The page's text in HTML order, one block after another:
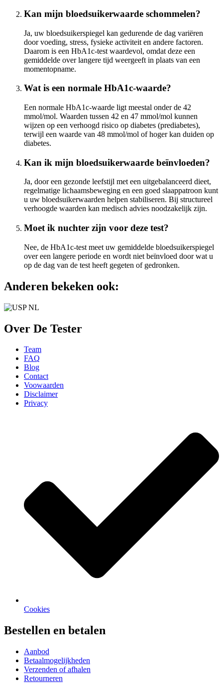
Kan mijn bloedsuikerwaarde schommelen?
Ja, uw bloedsuikerspiegel kan gedurende de dag variëren
door voeding, stress, fysieke activiteit en andere factoren.
Daarom is een HbA1c-test waardevol, omdat deze een
gemiddelde over langere tijd weergeeft in plaats van een
momentopname.
Wat is een normale HbA1c-waarde?
Een normale HbA1c-waarde ligt meestal onder de 42
mmol/mol. Waarden tussen 42 en 47 mmol/mol kunnen
wijzen op een verhoogd risico op diabetes (prediabetes),
terwijl een waarde van 48 mmol/mol of hoger kan duiden op
diabetes.
Kan ik mijn bloedsuikerwaarde beïnvloeden?
Ja, door een gezonde leefstijl met een uitgebalanceerd dieet,
regelmatige lichaamsbeweging en een goed slaappatroon kunt
u uw bloedsuikerwaarden helpen stabiliseren. Bij structureel
verhoogde waarden kan medisch advies noodzakelijk zijn.
Moet ik nuchter zijn voor deze test?
Nee, de HbA1c-test meet uw gemiddelde bloedsuikerspiegel
over een langere periode en wordt niet beïnvloed door wat u
op de dag van de test heeft gegeten of gedronken.
Anderen bekeken ook:
Over De Tester
Team
FAQ
Blog
Contact
Voowaarden
Disclaimer
Privacy
Cookies
Bestellen en betalen
Aanbod
Betaalmogelijkheden
Verzenden of afhalen
Retourneren